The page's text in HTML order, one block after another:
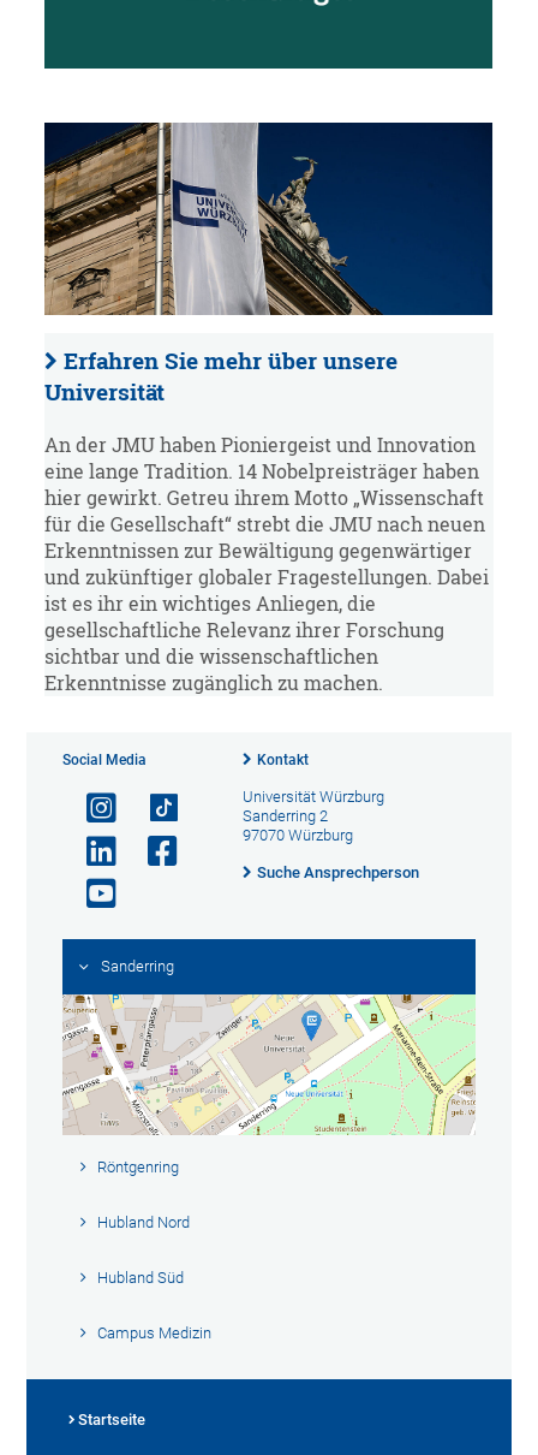
Erfahren Sie mehr über unsere
Universität
An der JMU haben Pioniergeist und Innovation
eine lange Tradition. 14 Nobelpreisträger haben
hier gewirkt. Getreu ihrem Motto „Wissenschaft
für die Gesellschaft“ strebt die JMU nach neuen
Erkenntnissen zur Bewältigung gegenwärtiger
und zukünftiger globaler Fragestellungen. Dabei
ist es ihr ein wichtiges Anliegen, die
gesellschaftliche Relevanz ihrer Forschung
sichtbar und die wissenschaftlichen
Erkenntnisse zugänglich zu machen.
Social Media Kontakt
Universität Würzburg
Sanderring 2
97070 Würzburg
Suche Ansprechperson
Sanderring
Röntgenring
Hubland Nord
Hubland Süd
Campus Medizin
Startseite